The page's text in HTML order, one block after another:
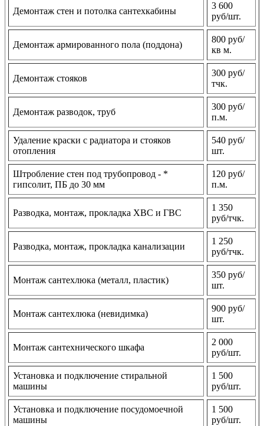
Демонтаж стен и потолка сантехкабины
3 600
руб/шт.
Демонтаж армированного пола (поддона)
800 руб/
кв м.
Демонтаж стояков
300 руб/
тчк.
Демонтаж разводок, труб
300 руб/
п.м.
Удаление краски с радиатора и стояков
отопления
540 руб/
шт.
Штробление стен под трубопровод - *
гипсолит, ПБ до 30 мм
120 руб/
п.м.
Разводка, монтаж, прокладка ХВС и ГВС
1 350
руб/тчк.
Разводка, монтаж, прокладка канализации
1 250
руб/тчк.
Монтаж сантехлюка (металл, пластик)
350 руб/
шт.
Монтаж сантехлюка (невидимка)
900 руб/
шт.
Монтаж сантехнического шкафа
2 000
руб/шт.
Установка и подключение стиральной
машины
1 500
руб/шт.
Установка и подключение посудомоечной
машины
1 500
руб/шт.